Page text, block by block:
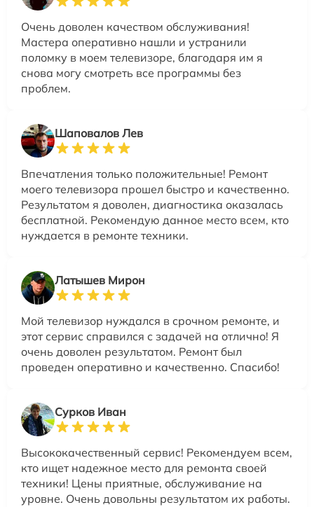
Очень доволен качеством обслуживания!
Мастера оперативно нашли и устранили
поломку в моем телевизоре, благодаря им я
снова могу смотреть все программы без
проблем.
Шаповалов Лев
Впечатления только положительные! Ремонт
моего телевизора прошел быстро и качественно.
Результатом я доволен, диагностика оказалась
бесплатной. Рекомендую данное место всем, кто
нуждается в ремонте техники.
Латышев Мирон
Мой телевизор нуждался в срочном ремонте, и
этот сервис справился с задачей на отлично! Я
очень доволен результатом. Ремонт был
проведен оперативно и качественно. Спасибо!
Сурков Иван
Высококачественный сервис! Рекомендуем всем,
кто ищет надежное место для ремонта своей
техники! Цены приятные, обслуживание на
уровне. Очень довольны результатом их работы.